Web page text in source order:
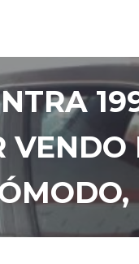
VENDO